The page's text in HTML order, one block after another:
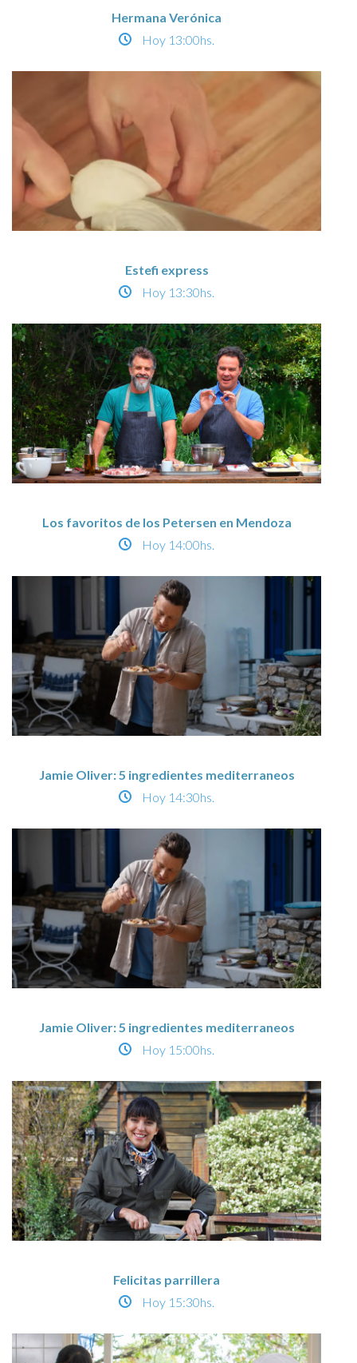
Hermana Verónica
Hoy 13:00hs.
Estefi express
Hoy 13:30hs.
Los favoritos de los Petersen en Mendoza
Hoy 14:00hs.
Jamie Oliver: 5 ingredientes mediterraneos
Hoy 14:30hs.
Jamie Oliver: 5 ingredientes mediterraneos
Hoy 15:00hs.
Felicitas parrillera
Hoy 15:30hs.